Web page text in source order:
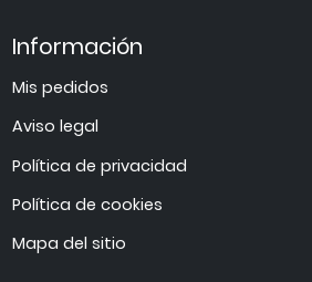
Información
Mis pedidos
Aviso legal
Política de privacidad
Política de cookies
Mapa del sitio